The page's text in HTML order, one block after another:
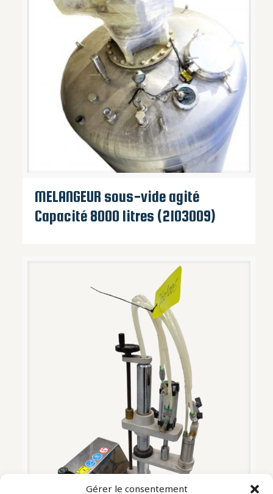
Gérer le consentement
MELANGEUR sous-vide agité
Capacité 8000 litres (2103009)